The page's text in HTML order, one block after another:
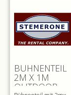
BÜHNENTEIL
2M X 1M
OUTDOOR